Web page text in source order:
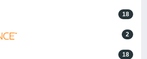
18
2
18